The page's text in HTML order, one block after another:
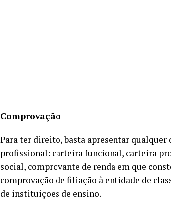
Comprovação
Para ter direito, basta apresentar
profissional: carteira funcional, carteira
social, comprovante de renda em que
comprovação de filiação à entidade de
de instituições de ensino.